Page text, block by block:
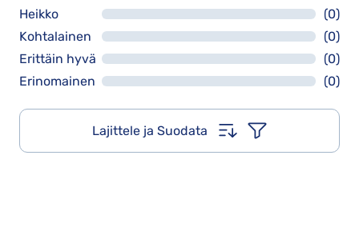
Heikko
(0)
Kohtalainen
(0)
Erittäin hyvä
(0)
Erinomainen
(0)
Lajittele ja Suodata